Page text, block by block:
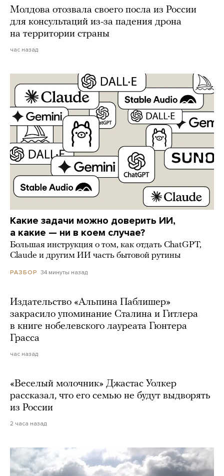
Молдова отозвала своего посла из России
для консультаций из-за падения дрона
на территории страны
час назад
Какие задачи можно доверить ИИ,
а какие — ни в коем случае?
Большая инструкция о том, как отдать ChatGPT,
Claude и другим ИИ часть бытовой рутины
РАЗБОР 34 минуты назад
Издательство «Альпина Паблишер»
закрасило упоминание Сталина и Гитлера
в книге нобелевского лауреата Гюнтера
Грасса
час назад
«Веселый молочник» Джастас Уолкер
рассказал, что его семью не будут выдворять
из России
2 часа назад